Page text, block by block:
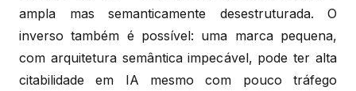
ampla mas semanticamente desestruturada. O
inverso também é possível: uma marca pequena,
com arquitetura semântica impecável, pode ter alta
citabilidade em IA mesmo com pouco tráfego